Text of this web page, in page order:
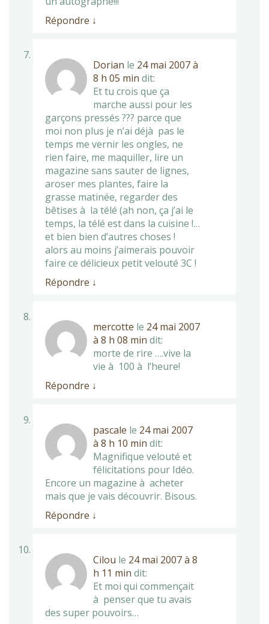
Répondre ↓
Dorian le 24 mai 2007 à
8 h 05 min dit:
Et tu crois que ça
marche aussi pour les
garçons pressés ??? parce que
moi non plus je n’ai déjà pas le
temps me vernir les ongles, ne
rien faire, me maquiller, lire un
magazine sans sauter de lignes,
aroser mes plantes, faire la
grasse matinée, regarder des
bêtises à la télé (ah non, ça j’ai le
temps, la télé est dans la cuisine !…
et bien bien d’autres choses !
alors au moins j’aimerais pouvoir
faire ce délicieux petit velouté 3C !
Répondre ↓
mercotte le 24 mai 2007
à 8 h 08 min dit:
morte de rire ….vive la
vie à 100 à l’heure!
Répondre ↓
pascale le 24 mai 2007
à 8 h 10 min dit:
Magnifique velouté et
félicitations pour Idéo.
Encore un magazine à acheter
mais que je vais découvrir. Bisous.
Répondre ↓
Cilou le 24 mai 2007 à 8
h 11 min dit:
Et moi qui commençait
à penser que tu avais
des super pouvoirs…